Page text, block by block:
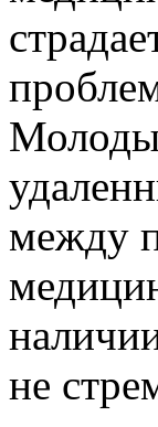
между
не